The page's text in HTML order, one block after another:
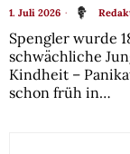
1. Juli 2026
Spengler wurde
schwächliche
Kindheit –
schon früh in…